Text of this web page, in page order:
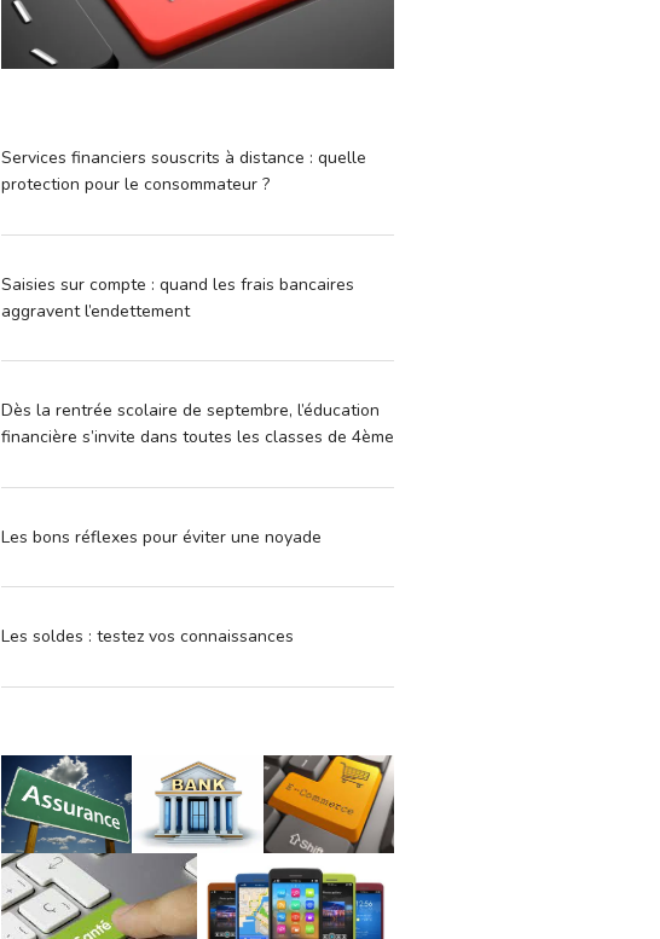
Services financiers souscrits à distance : quelle
protection pour le consommateur ?
Saisies sur compte : quand les frais bancaires
aggravent l’endettement
Dès la rentrée scolaire de septembre, l’éducation
financière s’invite dans toutes les classes de 4ème
Les bons réflexes pour éviter une noyade
Les soldes : testez vos connaissances